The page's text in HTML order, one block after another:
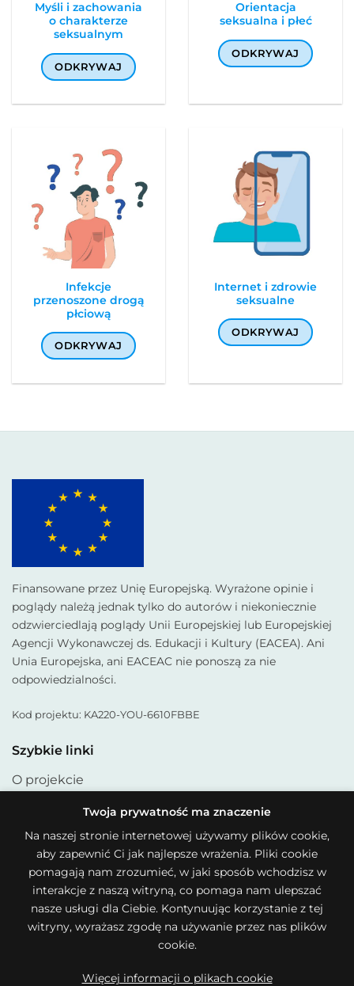
Myśli i zachowania
o charakterze
seksualnym
ODKRYWAJ
Orientacja
seksualna i płeć
ODKRYWAJ
Infekcje
przenoszone drogą
płciową
ODKRYWAJ
Internet i zdrowie
seksualne
ODKRYWAJ
Finansowane przez Unię Europejską. Wyrażone opinie i
poglądy należą jednak tylko do autorów i niekoniecznie
odzwierciedlają poglądy Unii Europejskiej lub Europejskiej
Agencji Wykonawczej ds. Edukacji i Kultury (EACEA). Ani
Unia Europejska, ani EACEAC nie ponoszą za nie
odpowiedzialności.
Kod projektu: KA220-YOU-6610FBBE
Szybkie linki
O projekcie
Partnerzy
Artykuły
Przydatne linki
Polityka Cookies
Twoja prywatność ma znaczenie
Na naszej stronie internetowej używamy plików cookie,
aby zapewnić Ci jak najlepsze wrażenia. Pliki cookie
pomagają nam zrozumieć, w jaki sposób wchodzisz w
interakcje z naszą witryną, co pomaga nam ulepszać
nasze usługi dla Ciebie. Kontynuując korzystanie z tej
witryny, wyrażasz zgodę na używanie przez nas plików
cookie.
Więcej informacji o plikach cookie